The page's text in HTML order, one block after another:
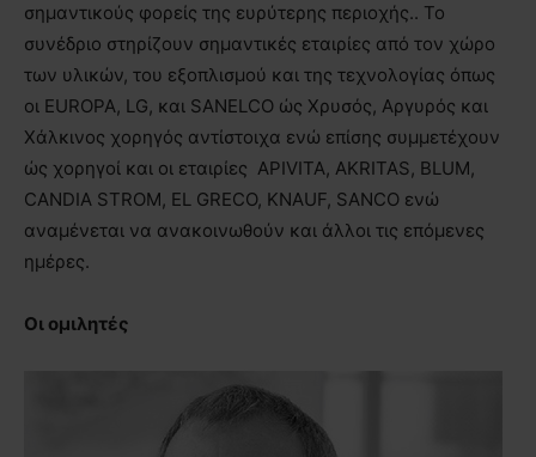
σημαντικούς φορείς της ευρύτερης περιοχής.. Το
συνέδριο στηρίζουν σημαντικές εταιρίες από τον χώρο
των υλικών, του εξοπλισμού και της τεχνολογίας όπως
οι EUROPA, LG, και SANELCO ώς Χρυσός, Αργυρός και
Χάλκινος χορηγός αντίστοιχα ενώ επίσης συμμετέχουν
ώς χορηγοί και οι εταιρίες ΑPIVITA, AKRITAS, BLUM,
CANDIA STROM, EL GRECO, KNAUF, SANCO ενώ
αναμένεται να ανακοινωθούν και άλλοι τις επόμενες
ημέρες.
Οι ομιλητές